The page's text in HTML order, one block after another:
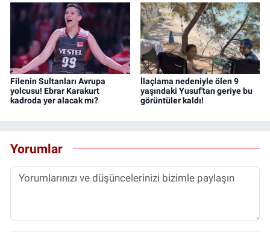
Filenin Sultanları Avrupa
yolcusu! Ebrar Karakurt
kadroda yer alacak mı?
İlaçlama nedeniyle ölen 9
yaşındaki Yusuf'tan geriye bu
görüntüler kaldı!
Yorumlar